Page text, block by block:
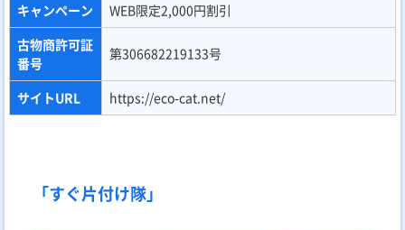
キャンペーン
WEB限定2,000円割引
古物商許可証
番号
第306682219133号
サイトURL https://eco-cat.net/
「すぐ片付け隊」